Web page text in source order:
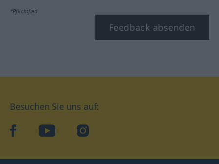
*Pflichtfeld
Feedback absenden
Besuchen Sie uns auf:
facebookYouTube Instagram